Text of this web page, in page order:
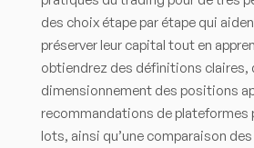
des choix étape par étape qui
préserver leur capital tout en
obtiendrez des définitions claires,
dimensionnement des positions
recommandations de plateformes
lots, ainsi qu’une comparaison